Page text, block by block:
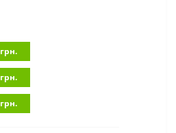
грн.
грн.
грн.